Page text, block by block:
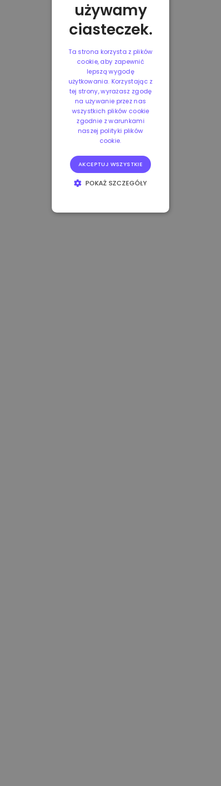
używamy
ciasteczek.
Ta strona korzysta z plików
cookie, aby zapewnić
lepszą wygodę
użytkowania. Korzystając z
tej strony, wyrażasz zgodę
na używanie przez nas
wszystkich plików cookie
zgodnie z warunkami
naszej polityki plików
cookie.
AKCEPTUJ WSZYSTKIE
POKAŻ SZCZEGÓŁY